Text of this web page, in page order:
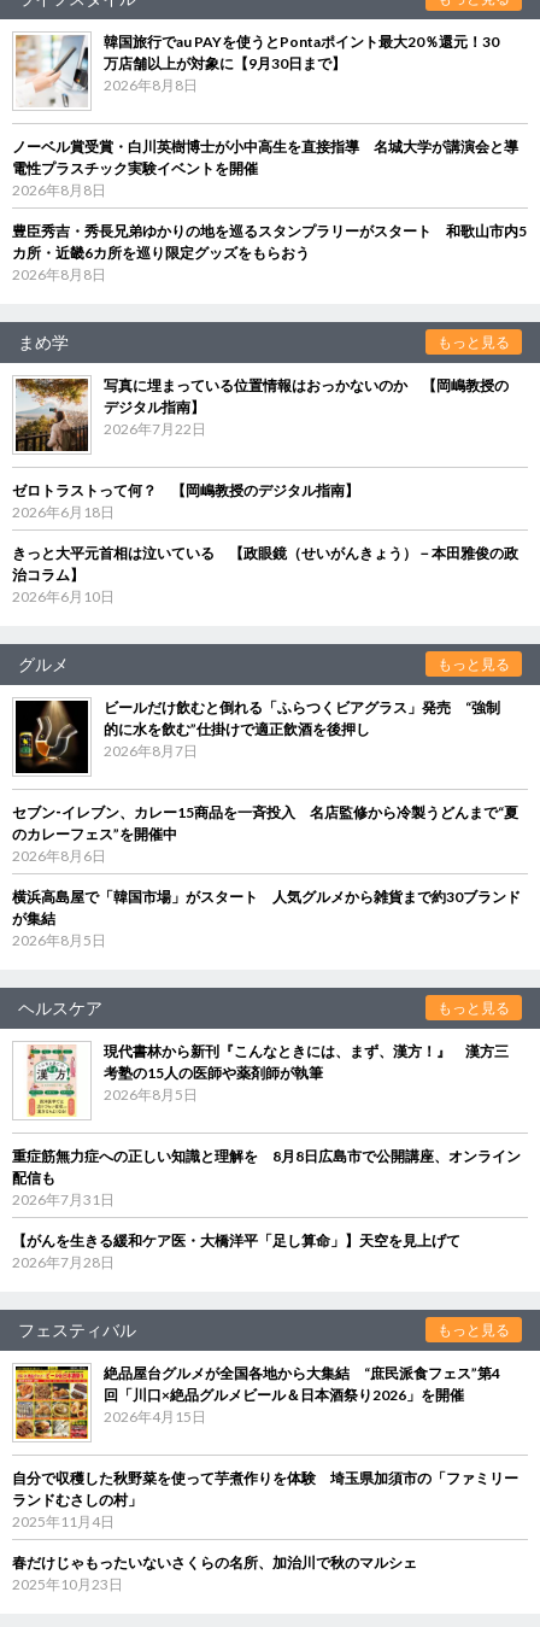
韓国旅行でau PAYを使うとPontaポイント最大20％還元！30
万店舗以上が対象に【9月30日まで】
2026年8月8日
ノーベル賞受賞・白川英樹博士が小中高生を直接指導 名城大学が講演会と導
電性プラスチック実験イベントを開催
2026年8月8日
豊臣秀吉・秀長兄弟ゆかりの地を巡るスタンプラリーがスタート 和歌山市内5
カ所・近畿6カ所を巡り限定グッズをもらおう
2026年8月8日
まめ学 もっと見る
写真に埋まっている位置情報はおっかないのか 【岡嶋教授の
デジタル指南】
2026年7月22日
ゼロトラストって何？ 【岡嶋教授のデジタル指南】
2026年6月18日
きっと大平元首相は泣いている 【政眼鏡（せいがんきょう）－本田雅俊の政
治コラム】
2026年6月10日
グルメ もっと見る
ビールだけ飲むと倒れる「ふらつくビアグラス」発売 “強制
的に水を飲む”仕掛けで適正飲酒を後押し
2026年8月7日
セブン‐イレブン、カレー15商品を一斉投入 名店監修から冷製うどんまで“夏
のカレーフェス”を開催中
2026年8月6日
横浜高島屋で「韓国市場」がスタート 人気グルメから雑貨まで約30ブランド
が集結
2026年8月5日
ヘルスケア もっと見る
現代書林から新刊『こんなときには、まず、漢方！』 漢方三
考塾の15人の医師や薬剤師が執筆
2026年8月5日
重症筋無力症への正しい知識と理解を 8月8日広島市で公開講座、オンライン
配信も
2026年7月31日
【がんを生きる緩和ケア医・大橋洋平「足し算命」】天空を見上げて
2026年7月28日
フェスティバル もっと見る
絶品屋台グルメが全国各地から大集結 “庶民派食フェス”第4
回「川口×絶品グルメビール＆日本酒祭り2026」を開催
2026年4月15日
自分で収穫した秋野菜を使って芋煮作りを体験 埼玉県加須市の「ファミリー
ランドむさしの村」
2025年11月4日
春だけじゃもったいないさくらの名所、加治川で秋のマルシェ
2025年10月23日